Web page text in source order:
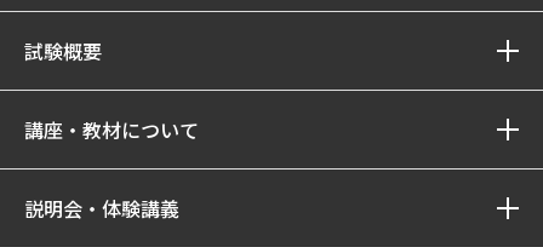
試験概要
講座・教材について
説明会・体験講義